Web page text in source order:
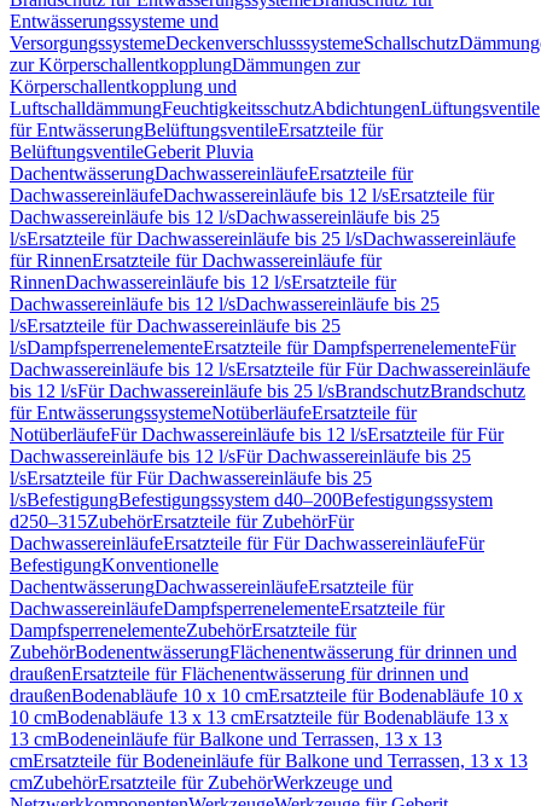
Entwässerungssysteme und
VersorgungssystemeDeckenverschlusssystemeSchallschutz
zur KörperschallentkopplungDämmungen zur
Körperschallentkopplung und
LuftschalldämmungFeuchtigkeitsschutzAbdichtungenLüftungsventile
für EntwässerungBelüftungsventileErsatzteile für
BelüftungsventileGeberit Pluvia
DachentwässerungDachwassereinläufeErsatzteile für
DachwassereinläufeDachwassereinläufe bis 12 l/sErsatzteile für
Dachwassereinläufe bis 12 l/sDachwassereinläufe bis 25
l/sErsatzteile für Dachwassereinläufe bis 25 l/sDachwassereinläufe
für RinnenErsatzteile für Dachwassereinläufe für
RinnenDachwassereinläufe bis 12 l/sErsatzteile für
Dachwassereinläufe bis 12 l/sDachwassereinläufe bis 25
l/sErsatzteile für Dachwassereinläufe bis 25
l/sDampfsperrenelementeErsatzteile für DampfsperrenelementeFür
Dachwassereinläufe bis 12 l/sErsatzteile für Für Dachwassereinläufe
bis 12 l/sFür Dachwassereinläufe bis 25 l/sBrandschutzBrandschutz
für EntwässerungssystemeNotüberläufeErsatzteile für
NotüberläufeFür Dachwassereinläufe bis 12 l/sErsatzteile für Für
Dachwassereinläufe bis 12 l/sFür Dachwassereinläufe bis 25
l/sErsatzteile für Für Dachwassereinläufe bis 25
l/sBefestigungBefestigungssystem d40–200Befestigungssystem
d250–315ZubehörErsatzteile für ZubehörFür
DachwassereinläufeErsatzteile für Für DachwassereinläufeFür
BefestigungKonventionelle
DachentwässerungDachwassereinläufeErsatzteile für
DachwassereinläufeDampfsperrenelementeErsatzteile für
DampfsperrenelementeZubehörErsatzteile für
ZubehörBodenentwässerungFlächenentwässerung für drinnen und
draußenErsatzteile für Flächenentwässerung für drinnen und
draußenBodenabläufe 10 x 10 cmErsatzteile für Bodenabläufe 10 x
10 cmBodenabläufe 13 x 13 cmErsatzteile für Bodenabläufe 13 x
13 cmBodeneinläufe für Balkone und Terrassen, 13 x 13
cmErsatzteile für Bodeneinläufe für Balkone und Terrassen, 13 x 13
cmZubehörErsatzteile für ZubehörWerkzeuge und